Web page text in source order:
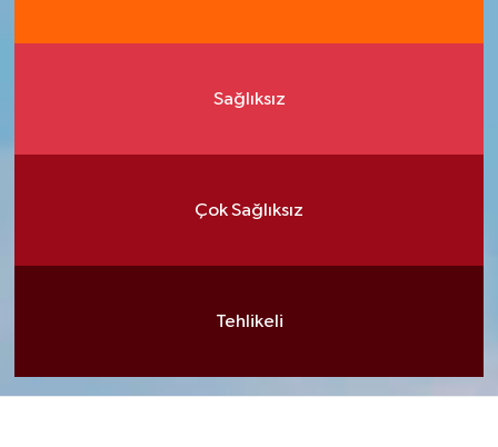
Sağlıksız
Çok Sağlıksız
Tehlikeli